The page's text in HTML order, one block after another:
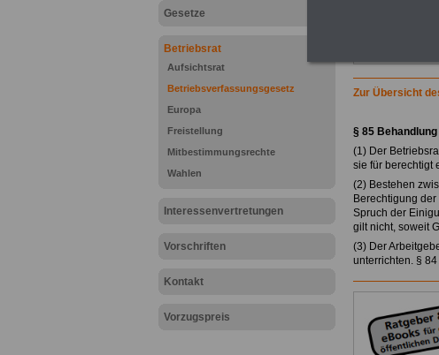
Gesetze
Betriebsrat
Aufsichtsrat
Betriebsverfassungsgesetz
Europa
Freistellung
Mitbestimmungsrechte
Wahlen
Interessenvertretungen
Vorschriften
Kontakt
Vorzugspreis
Zur Übersicht
§ 85
(1) Der
sie für berechtigt
(2) Bestehen
Berechtigung
Spruch der
gilt nicht, soweit
(3) Der
unterrichten. §